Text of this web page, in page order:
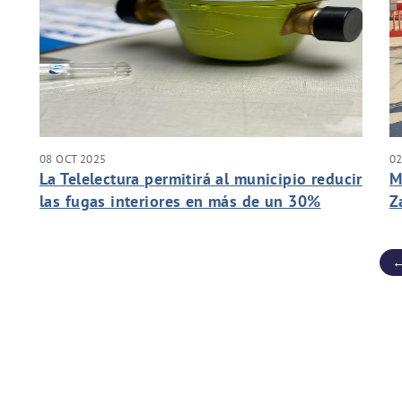
08 OCT 2025
La Telelectura permitirá al municipio reducir
las fugas interiores en más de un 30%